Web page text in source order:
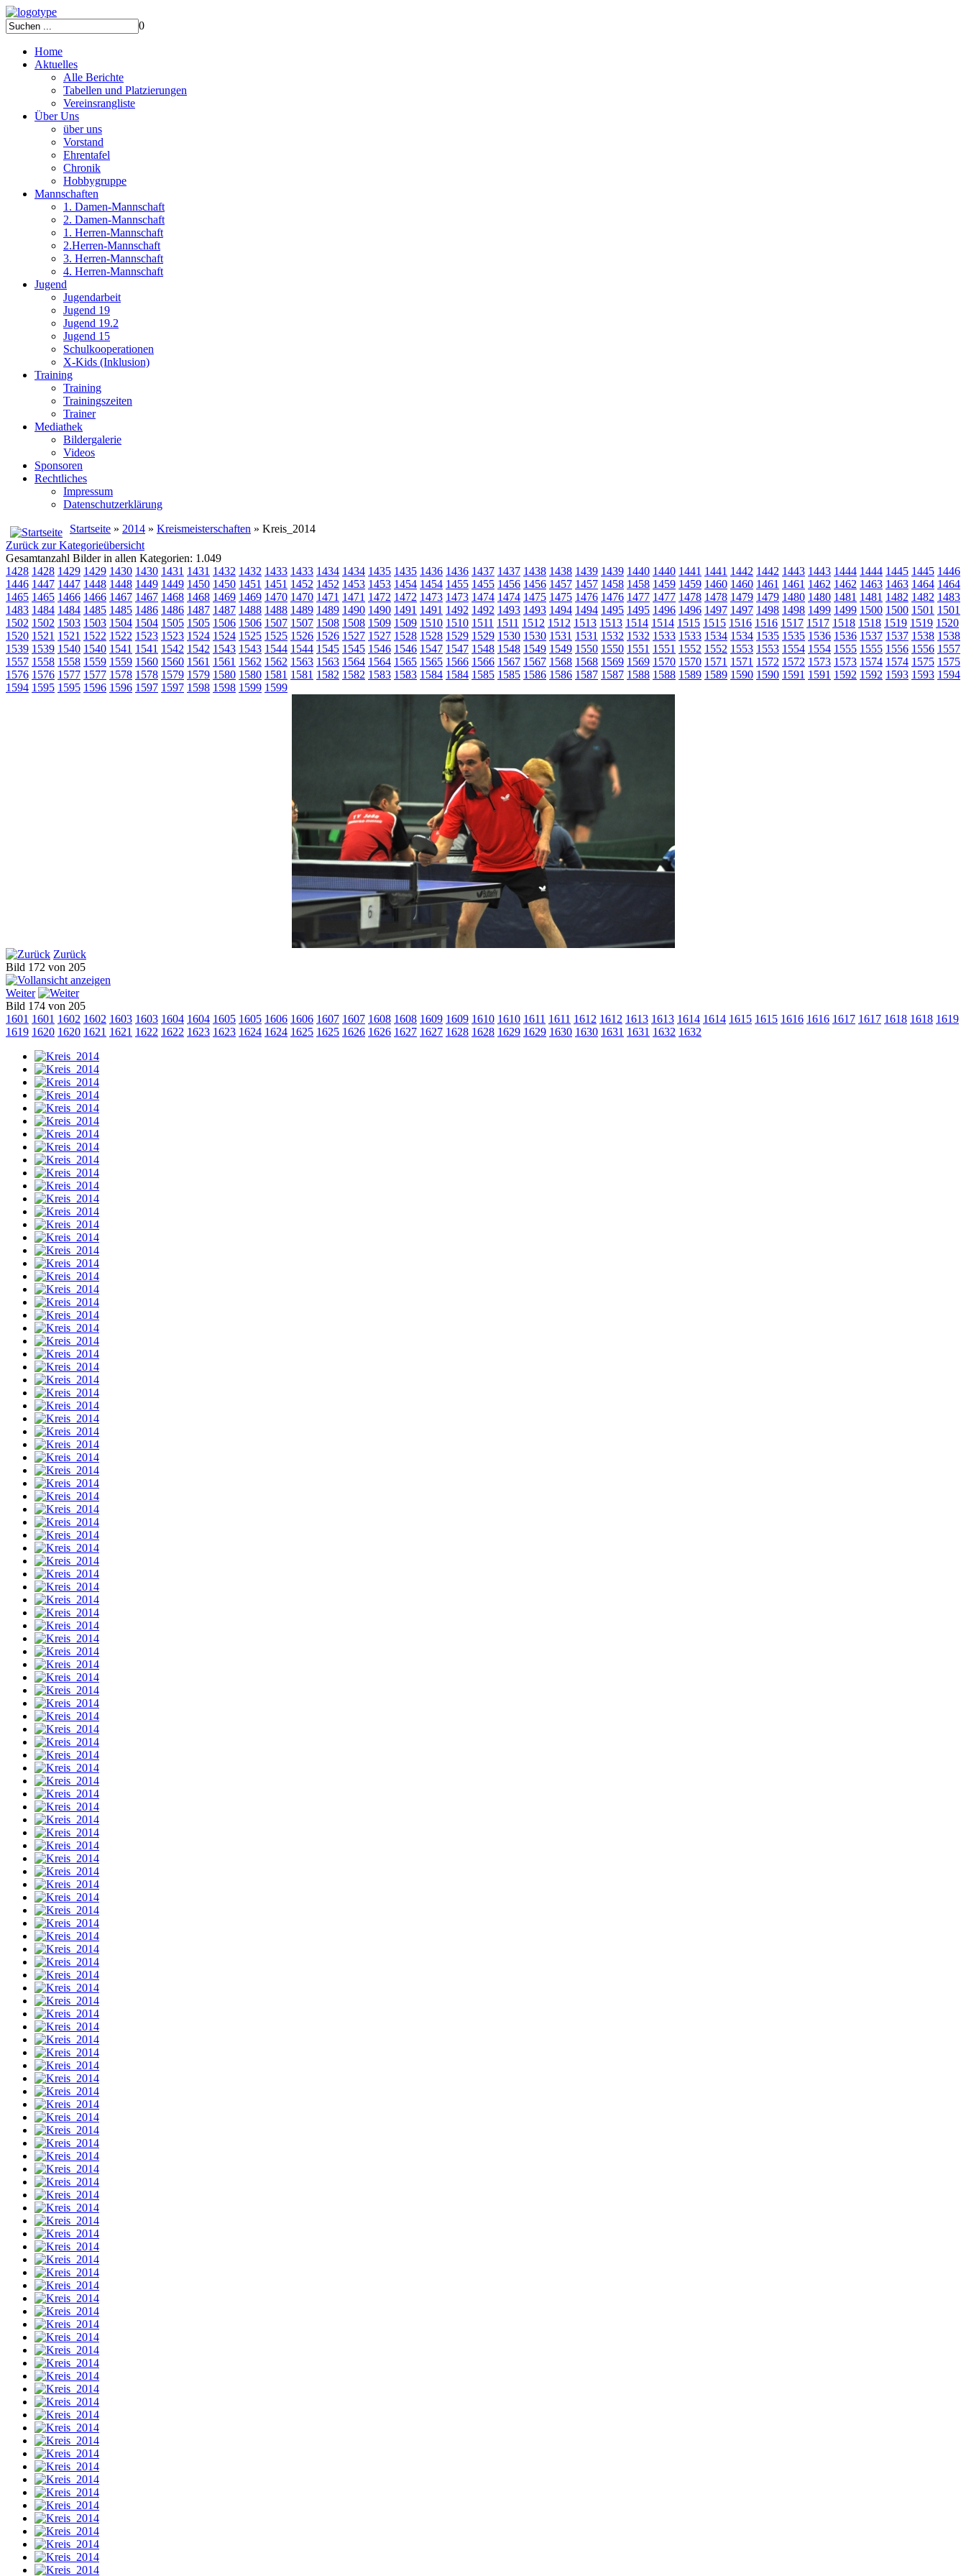
0
Home
Aktuelles
Alle Berichte
Tabellen und Platzierungen
Vereinsrangliste
Über Uns
über uns
Vorstand
Ehrentafel
Chronik
Hobbygruppe
Mannschaften
1. Damen-Mannschaft
2. Damen-Mannschaft
1. Herren-Mannschaft
2.Herren-Mannschaft
3. Herren-Mannschaft
4. Herren-Mannschaft
Jugend
Jugendarbeit
Jugend 19
Jugend 19.2
Jugend 15
Schulkooperationen
X-Kids (Inklusion)
Training
Training
Trainingszeiten
Trainer
Mediathek
Bildergalerie
Videos
Sponsoren
Rechtliches
Impressum
Datenschutzerklärung
Startseite » 2014 » Kreismeisterschaften » Kreis_2014
Zurück zur Kategorieübersicht
Gesamtanzahl Bilder in allen Kategorien: 1.049
1428 1428 1429 1429 1430 1430 1431 1431 1432 1432 1433 1433 1434 1434 1435 1435 1436 1436 1437 1437 1438 1438 1439 1439 1440 1440 1441 1441 1442 1442 1443 1443 1444 1444 1445 1445 1446
1446 1447 1447 1448 1448 1449 1449 1450 1450 1451 1451 1452 1452 1453 1453 1454 1454 1455 1455 1456 1456 1457 1457 1458 1458 1459 1459 1460 1460 1461 1461 1462 1462 1463 1463 1464 1464
1465 1465 1466 1466 1467 1467 1468 1468 1469 1469 1470 1470 1471 1471 1472 1472 1473 1473 1474 1474 1475 1475 1476 1476 1477 1477 1478 1478 1479 1479 1480 1480 1481 1481 1482 1482 1483
1483 1484 1484 1485 1485 1486 1486 1487 1487 1488 1488 1489 1489 1490 1490 1491 1491 1492 1492 1493 1493 1494 1494 1495 1495 1496 1496 1497 1497 1498 1498 1499 1499 1500 1500 1501 1501
1502 1502 1503 1503 1504 1504 1505 1505 1506 1506 1507 1507 1508 1508 1509 1509 1510 1510 1511 1511 1512 1512 1513 1513 1514 1514 1515 1515 1516 1516 1517 1517 1518 1518 1519 1519 1520
1520 1521 1521 1522 1522 1523 1523 1524 1524 1525 1525 1526 1526 1527 1527 1528 1528 1529 1529 1530 1530 1531 1531 1532 1532 1533 1533 1534 1534 1535 1535 1536 1536 1537 1537 1538 1538
1539 1539 1540 1540 1541 1541 1542 1542 1543 1543 1544 1544 1545 1545 1546 1546 1547 1547 1548 1548 1549 1549 1550 1550 1551 1551 1552 1552 1553 1553 1554 1554 1555 1555 1556 1556 1557
1557 1558 1558 1559 1559 1560 1560 1561 1561 1562 1562 1563 1563 1564 1564 1565 1565 1566 1566 1567 1567 1568 1568 1569 1569 1570 1570 1571 1571 1572 1572 1573 1573 1574 1574 1575 1575
1576 1576 1577 1577 1578 1578 1579 1579 1580 1580 1581 1581 1582 1582 1583 1583 1584 1584 1585 1585 1586 1586 1587 1587 1588 1588 1589 1589 1590 1590 1591 1591 1592 1592 1593 1593 1594
1594 1595 1595 1596 1596 1597 1597 1598 1598 1599 1599
Zurück
Bild 172 von 205
Weiter
Bild 174 von 205
1601 1601 1602 1602 1603 1603 1604 1604 1605 1605 1606 1606 1607 1607 1608 1608 1609 1609 1610 1610 1611 1611 1612 1612 1613 1613 1614 1614 1615 1615 1616 1616 1617 1617 1618 1618 1619
1619 1620 1620 1621 1621 1622 1622 1623 1623 1624 1624 1625 1625 1626 1626 1627 1627 1628 1628 1629 1629 1630 1630 1631 1631 1632 1632